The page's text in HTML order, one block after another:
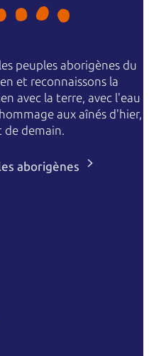
peuples aborigènes du
et reconnaissons la
avec la terre, avec l'eau
aux aînés d'hier,
demain.
aborigènes